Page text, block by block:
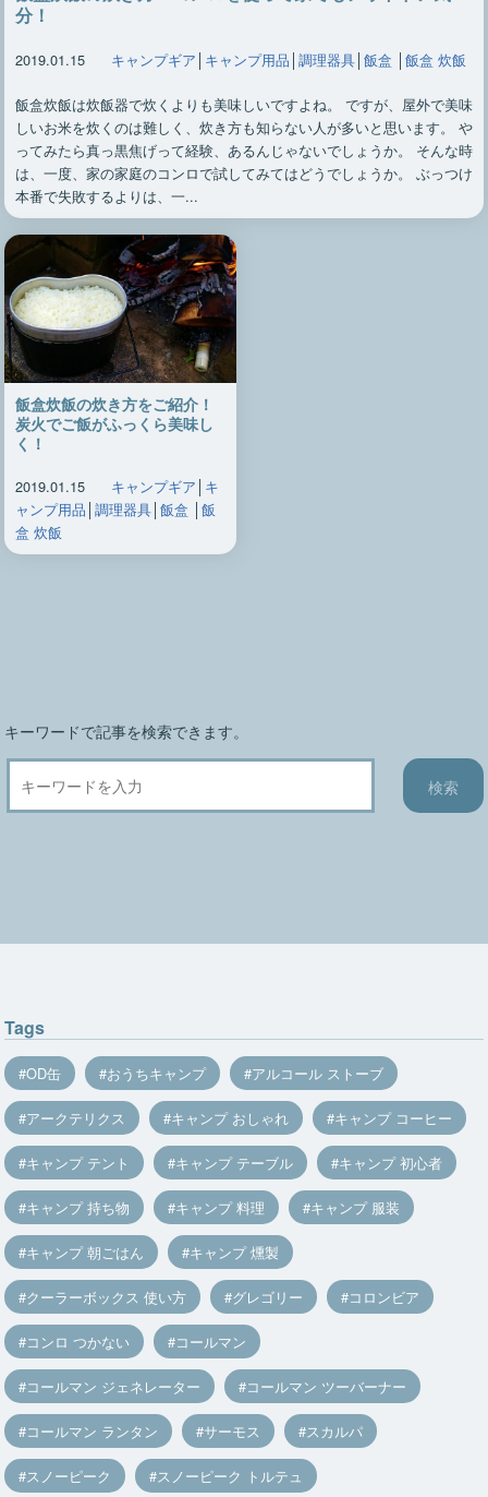
分！
2019.01.15 キャンプギア │ キャンプ用品 │ 調理器具│ 飯盒 │ 飯盒 炊飯
飯盒炊飯は炊飯器で炊くよりも美味しいですよね。 ですが、屋外で美味
しいお米を炊くのは難しく、炊き方も知らない人が多いと思います。 や
ってみたら真っ黒焦げって経験、あるんじゃないでしょうか。 そんな時
は、一度、家の家庭のコンロで試してみてはどうでしょうか。 ぶっつけ
本番で失敗するよりは、一...
飯盒炊飯の炊き方をご紹介！
炭火でご飯がふっくら美味し
く！
2019.01.15 キャンプギア │ キ
ャンプ用品 │ 調理器具│ 飯盒 │ 飯
盒 炊飯
キーワードで記事を検索できます。
Tags
OD缶 おうちキャンプ アルコール ストーブ
アークテリクス キャンプ おしゃれ キャンプ コーヒー
キャンプ テント キャンプ テーブル キャンプ 初心者
キャンプ 持ち物 キャンプ 料理 キャンプ 服装
キャンプ 朝ごはん キャンプ 燻製
クーラーボックス 使い方 グレゴリー コロンビア
コンロ つかない コールマン
コールマン ジェネレーター コールマン ツーバーナー
コールマン ランタン サーモス スカルパ
スノーピーク スノーピーク トルテュ